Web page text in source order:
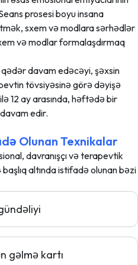
prosesi boyu insana
sxem və modlara sərhədlər
və modlar formalaşdırmaq
qədər davam edəcəyi, şəxsin
tövsiyəsinə görə dəyişə
12 ay arasında, həftədə bir
edir.
Olunan Texnikalar
davranışçı və terapevtik
altında istifadə olunan bəzi
gəlmə kartı